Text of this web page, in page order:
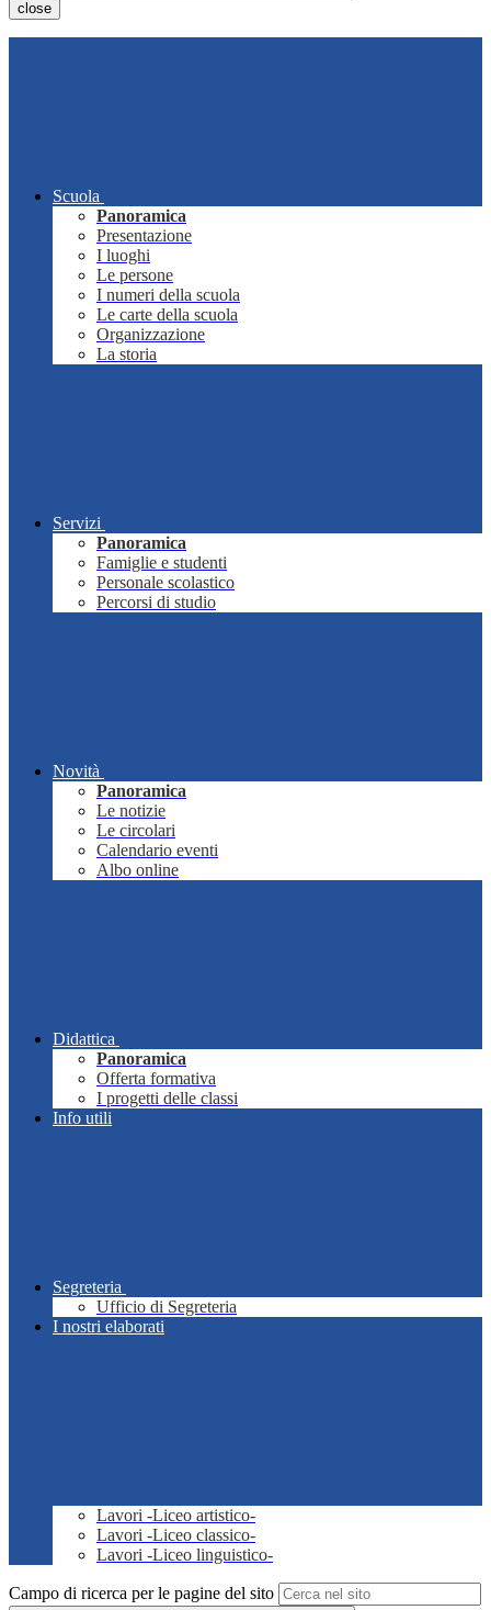
close
Scuola
Panoramica
Presentazione
I luoghi
Le persone
I numeri della scuola
Le carte della scuola
Organizzazione
La storia
Servizi
Panoramica
Famiglie e studenti
Personale scolastico
Percorsi di studio
Novità
Panoramica
Le notizie
Le circolari
Calendario eventi
Albo online
Didattica
Panoramica
Offerta formativa
I progetti delle classi
Info utili
Segreteria
Ufficio di Segreteria
I nostri elaborati
Lavori -Liceo artistico-
Lavori -Liceo classico-
Lavori -Liceo linguistico-
Campo di ricerca per le pagine del sito